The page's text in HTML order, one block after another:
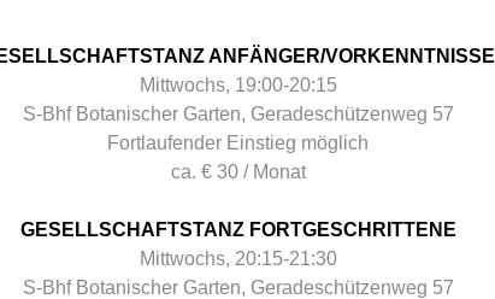
ANFÄNGER/VORKENNTNISSE
Mittwochs, 19:00-20:15
S-Bhf Botanischer Garten, Geradeschützenweg 57
Fortlaufender Einstieg möglich
ca. € 30 / Monat
GESELLSCHAFTSTANZ FORTGESCHRITTENE
Mittwochs, 20:15-21:30
S-Bhf Botanischer Garten, Geradeschützenweg 57